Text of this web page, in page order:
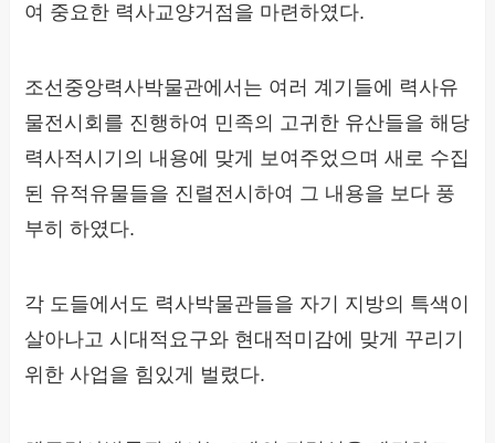
여 중요한 력사교양거점을 마련하였다.
조선중앙력사박물관에서는 여러 계기들에 력사유
물전시회를 진행하여 민족의 고귀한 유산들을 해당
력사적시기의 내용에 맞게 보여주었으며 새로 수집
된 유적유물들을 진렬전시하여 그 내용을 보다 풍
부히 하였다.
각 도들에서도 력사박물관들을 자기 지방의 특색이
살아나고 시대적요구와 현대적미감에 맞게 꾸리기
위한 사업을 힘있게 벌렸다.